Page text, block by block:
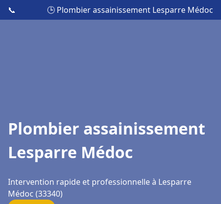
📞 🕒 Plombier assainissement Lesparre Médoc
Plombier assainissement
Lesparre Médoc
Intervention rapide et professionnelle à Lesparre
Médoc (33340)